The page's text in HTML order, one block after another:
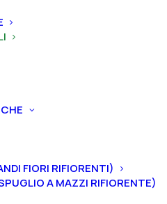
FIORI RIFIORENTI)
A MAZZI RIFIORENTE)